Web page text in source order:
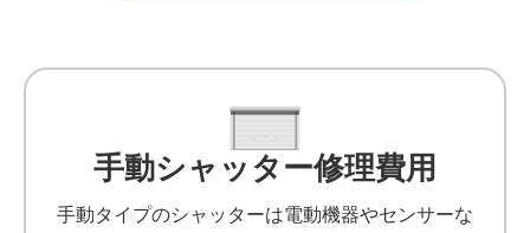
手動シャッター修理費用
手動タイプのシャッターは電動機器やセンサーな